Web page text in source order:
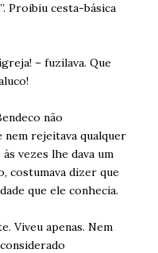
Proibiu cesta-básica
– fuzilava. Que
não
rejeitava qualquer
vezes lhe dava um
costumava dizer que
que ele conhecia.
Viveu apenas. Nem